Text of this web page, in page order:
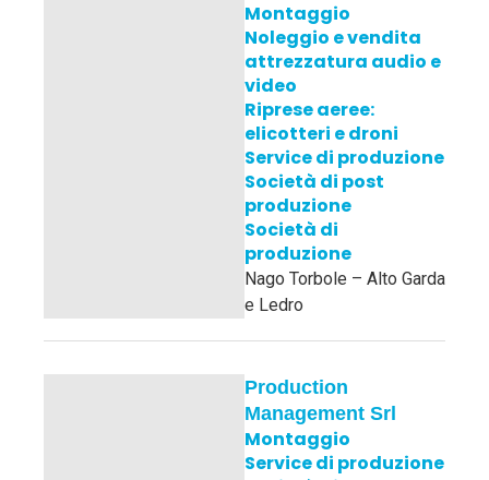
Montaggio
Noleggio e vendita
attrezzatura audio e
video
Riprese aeree:
elicotteri e droni
Service di produzione
Società di post
produzione
Società di
produzione
Nago Torbole – Alto Garda
e Ledro
Production
Management Srl
Montaggio
Service di produzione